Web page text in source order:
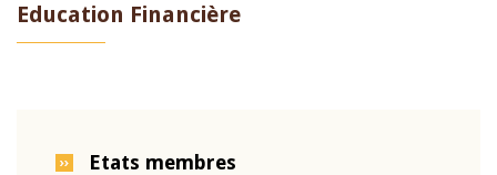
Education Financière
Etats membres